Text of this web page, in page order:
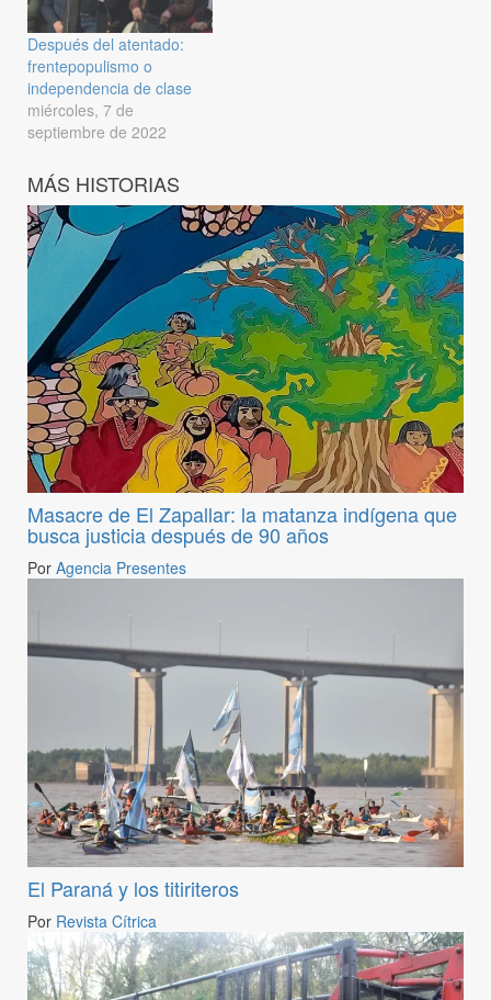
Después del atentado:
frentepopulismo o
independencia de clase
miércoles, 7 de
septiembre de 2022
MÁS HISTORIAS
Masacre de El Zapallar: la matanza indígena que
busca justicia después de 90 años
Por Agencia Presentes
El Paraná y los titiriteros
Por Revista Cítrica